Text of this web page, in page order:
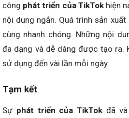
công phát triển của TikTokhiện
nội dung ngắn. Quá trình sản
cùng nhanh chóng. Những nội
đa dạng và dễ dàng được tạo ra.
sử dụng đến vài lần mỗi ngày.
Tạm kết
Sự phát triển của TikTok đã